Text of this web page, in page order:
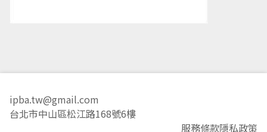
ipba.tw@gmail.com
台北市中山區松江路168號6樓
服務條款隱私政策